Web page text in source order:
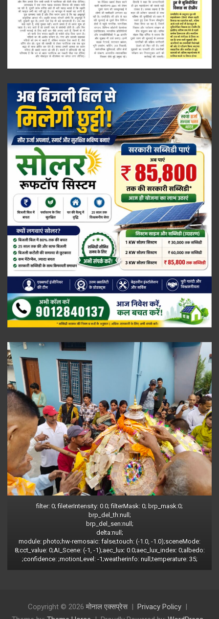
filter: 0; fileterIntensity: 0.0; filterMask: 0; brp_mask:0;
brp_del_th:null;
brp_del_sen:null;
delta:null;
module: photo;hw-remosaic: false;touch: (-1.0, -1.0);sceneMode:
8;cct_value: 0;AI_Scene: (-1, -1);aec_lux: 0.0;aec_lux_index: 0;albedo:
;confidence: ;motionLevel: -1;weatherinfo: null;temperature: 35;
Copyright © 2026 मोनाल एक्सप्रेस
Privacy Policy